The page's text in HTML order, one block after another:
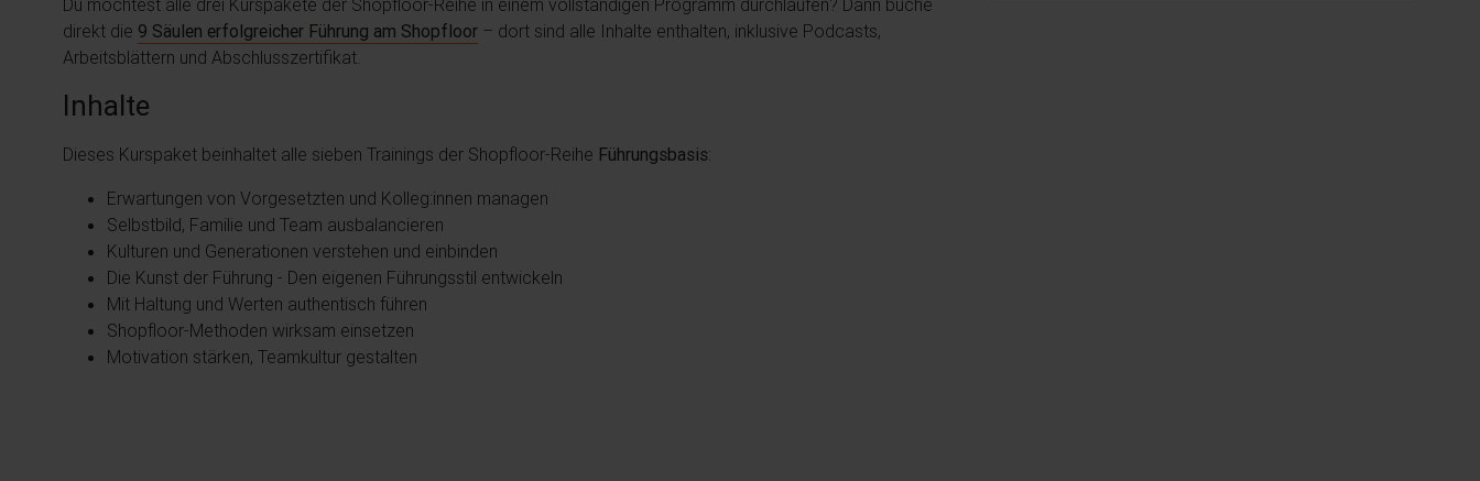
Du möchtest alle drei Kurspakete der Shopfloor-Reihe in einem vollständigen Programm durchlaufen? Dann buche
direkt die 9 Säulen erfolgreicher Führung am Shopfloor – dort sind alle Inhalte enthalten, inklusive Podcasts,
Arbeitsblättern und Abschlusszertifikat.
Inhalte
Dieses Kurspaket beinhaltet alle sieben Trainings der Shopfloor-Reihe Führungsbasis:
Erwartungen von Vorgesetzten und Kolleg:innen managen
Selbstbild, Familie und Team ausbalancieren
Kulturen und Generationen verstehen und einbinden
Die Kunst der Führung - Den eigenen Führungsstil entwickeln
Mit Haltung und Werten authentisch führen
Shopfloor-Methoden wirksam einsetzen
Motivation stärken, Teamkultur gestalten